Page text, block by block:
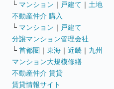
└ マンション ｜ 戸建て ｜ 土地
不動産仲介 購入
└ マンション ｜ 戸建て
分譲マンション管理会社
└ 首都圏 ｜ 東海 ｜ 近畿 ｜ 九州
マンション大規模修繕
不動産仲介 賃貸
賃貸情報サイト